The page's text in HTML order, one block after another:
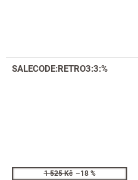
SALECODE:RETRO3:3:%
1 525 Kč –18 %